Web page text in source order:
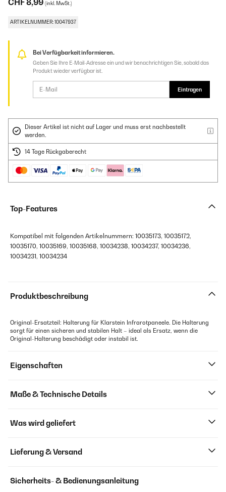
CHF 8,99 (inkl. MwSt.)
ARTIKELNUMMER: 10047937
Bei Verfügbarkeit informieren.
Geben Sie Ihre E-Mail-Adresse ein und wir benachrichtigen Sie, sobald das
Produkt wieder verfügbar ist.
Eintragen
Dieser Artikel ist nicht auf Lager und muss erst nachbestellt
werden.
14 Tage Rückgaberecht
Top-Features
Kompatibel mit folgenden Artikelnummern: 10035173, 10035172,
10035170, 10035169, 10035168, 10034238, 10034237, 10034236,
10034231, 10034234
Produktbeschreibung
Original-Ersatzteil: Halterung für Klarstein Infrarotpaneele. Die Halterung
sorgt für einen sicheren und stabilen Halt – ideal als Ersatz, wenn die
Original-Halterung beschädigt oder instabil ist.
Eigenschaften
Maße & Technische Details
Was wird geliefert
Lieferung & Versand
Sicherheits- & Bedienungsanleitung